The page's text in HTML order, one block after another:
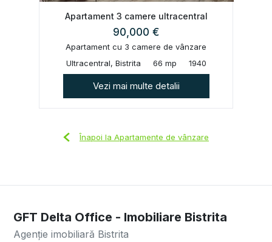
Apartament 3 camere ultracentral
90,000 €
Apartament cu 3 camere de vânzare
Ultracentral, Bistrita
66 mp 1940
Vezi mai multe detalii
Înapoi la Apartamente de vânzare
GFT Delta Office - Imobiliare Bistrita
Agenție imobiliară Bistrita